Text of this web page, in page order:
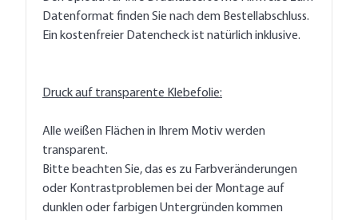
Datenformat finden Sie nach dem Bestellabschluss.
Ein kostenfreier Datencheck ist natürlich inklusive.
Druck auf transparente Klebefolie:
Alle weißen Flächen in Ihrem Motiv werden
transparent.
Bitte beachten Sie, das es zu Farbveränderungen
oder Kontrastproblemen bei der Montage auf
dunklen oder farbigen Untergründen kommen